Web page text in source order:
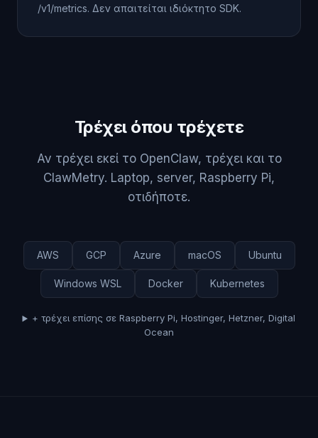
/v1/metrics. Δεν απαιτείται ιδιόκτητο SDK.
Τρέχει όπου τρέχετε
Αν τρέχει εκεί το OpenClaw, τρέχει και το
ClawMetry. Laptop, server, Raspberry Pi,
οτιδήποτε.
AWS GCP Azure macOS Ubuntu
Windows WSL Docker Kubernetes
+ τρέχει επίσης σε Raspberry Pi, Hostinger, Hetzner, Digital
Ocean